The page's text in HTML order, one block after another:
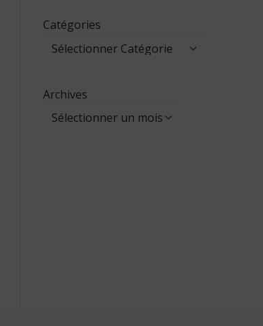
Catégories
Archives